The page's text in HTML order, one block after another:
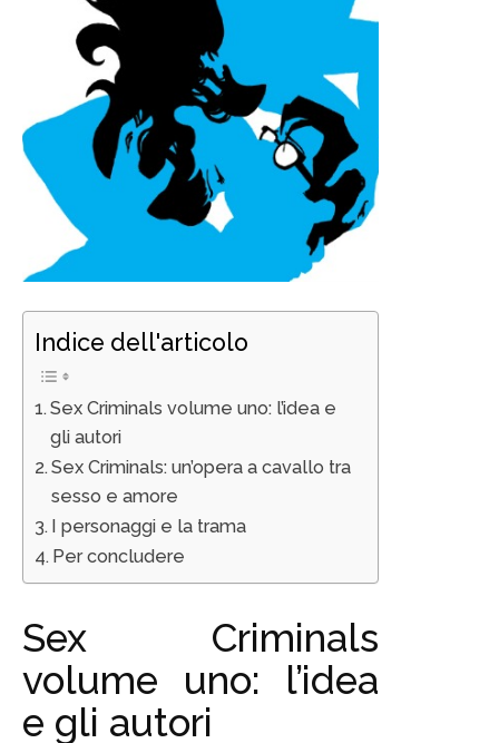
Indice dell'articolo
Sex Criminals volume uno: l’idea e
gli autori
Sex Criminals: un’opera a cavallo tra
sesso e amore
I personaggi e la trama
Per concludere
Sex Criminals
volume uno: l’idea
e gli autori